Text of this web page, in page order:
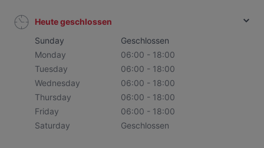
Heute geschlossen
Sunday
Geschlossen
Monday
06:00 - 18:00
Tuesday
06:00 - 18:00
Wednesday
06:00 - 18:00
Thursday
06:00 - 18:00
Friday
06:00 - 18:00
Saturday
Geschlossen